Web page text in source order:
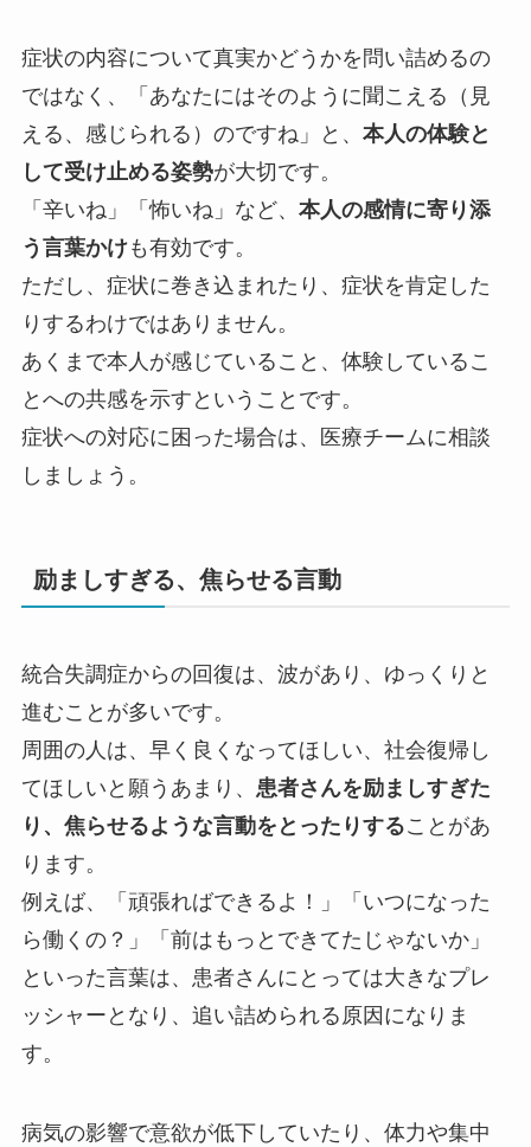
症状の内容について真実かどうかを問い詰めるの
ではなく、「あなたにはそのように聞こえる（見
える、感じられる）のですね」と、 本人の体験と
して受け止める姿勢が大切です。
「辛いね」「怖いね」など、 本人の感情に寄り添
う言葉かけも有効です。
ただし、症状に巻き込まれたり、症状を肯定した
りするわけではありません。
あくまで本人が感じていること、体験しているこ
とへの共感を示すということです。
症状への対応に困った場合は、医療チームに相談
しましょう。
励ましすぎる、焦らせる言動
統合失調症からの回復は、波があり、ゆっくりと
進むことが多いです。
周囲の人は、早く良くなってほしい、社会復帰し
てほしいと願うあまり、 患者さんを励ましすぎた
り、焦らせるような言動をとったりすることがあ
ります。
例えば、「頑張ればできるよ！」「いつになった
ら働くの？」「前はもっとできてたじゃないか」
といった言葉は、患者さんにとっては大きなプレ
ッシャーとなり、追い詰められる原因になりま
す。
病気の影響で意欲が低下していたり、体力や集中